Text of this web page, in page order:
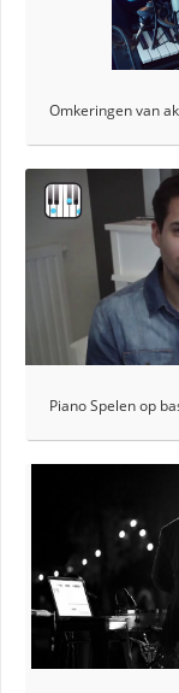
Omkeringen van
Piano Spelen op